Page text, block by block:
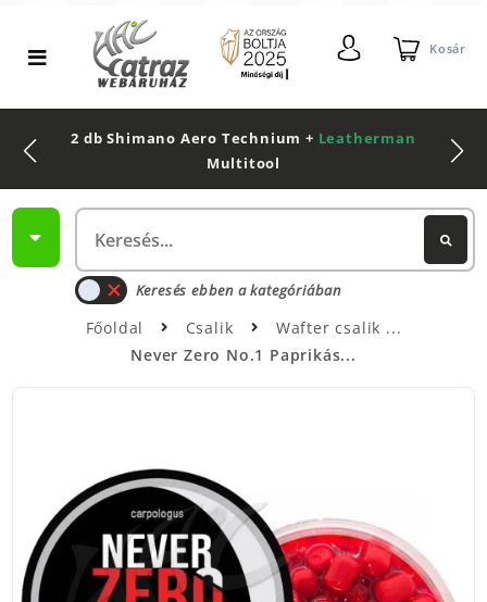
Kosár
2 db Shimano Aero Technium + Leatherman
Multitool
Keresés ebben a kategóriában
Főoldal Csalik
Wafter csalik
Never Zero No.1 Paprikás...